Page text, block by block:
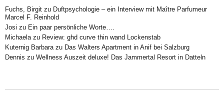
Fuchs, Birgit zu Duftpsychologie – ein Interview mit Maître Parfumeur
Marcel F. Reinhold
Josi zu Ein paar persönliche Worte….
Michaela zu Review: ghd curve thin wand Lockenstab
Kuternig Barbara zu Das Walters Apartment in Anif bei Salzburg
Dennis zu Wellness Auszeit deluxe! Das Jammertal Resort in Datteln